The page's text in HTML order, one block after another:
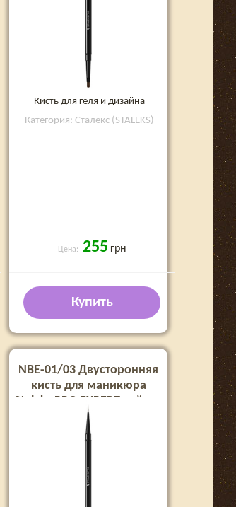
Кисть для геля и дизайна
Категория: Сталекс (STALEKS)
Цена: 255 грн
Купить
NBE-01/03 Двусторонняя
кисть для маникюра
Staleks PRO EXPERT лайнер
7 мм и 10 мм